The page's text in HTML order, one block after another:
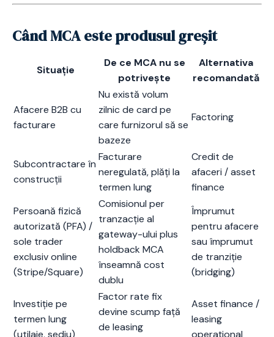
Când MCA este produsul greșit
Situație
De ce MCA nu se
potrivește
Alternativa
recomandată
Afacere B2B cu
facturare
Nu există volum
zilnic de card pe
care furnizorul să se
bazeze
Factoring
Subcontractare în
construcții
Facturare
neregulată, plăți la
termen lung
Credit de
afaceri / asset
finance
Persoană fizică
autorizată (PFA) /
sole trader
exclusiv online
(Stripe/Square)
Comisionul per
tranzacție al
gateway-ului plus
holdback MCA
înseamnă cost
dublu
Împrumut
pentru afacere
sau împrumut
de tranziție
(bridging)
Investiție pe
termen lung
(utilaje, sediu)
Factor rate fix
devine scump față
de leasing
Asset finance /
leasing
operațional